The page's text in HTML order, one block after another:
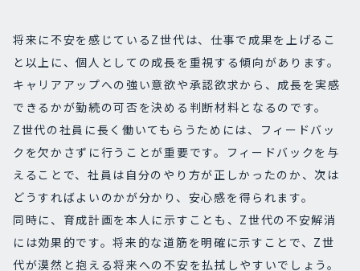
将来に不安を感じているZ世代は、仕事で成果を上げるこ
と以上に、個人としての成長を重視する傾向があります。
キャリアアップへの強い意欲や承認欲求から、成長を実感
できるかが勤続の可否を決める判断材料となるのです。
Z世代の社員に長く働いてもらうためには、フィードバッ
クを欠かさずに行うことが重要です。フィードバックを与
えることで、社員は自分のやり方が正しかったのか、次は
どうすればよいのかが分かり、安心感を得られます。
同時に、育成計画を本人に示すことも、Z世代の不安解消
には効果的です。将来的な道筋を明確に示すことで、Z世
代が漠然と抱える将来への不安を払拭しやすいでしょう。